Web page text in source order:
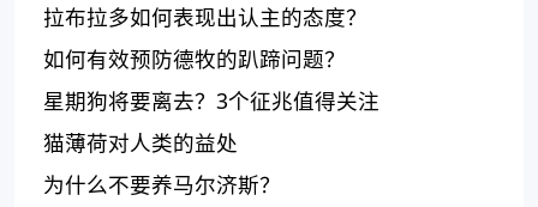
拉布拉多如何表现出认主的态度？
如何有效预防德牧的趴蹄问题？
星期狗将要离去？3个征兆值得关注
猫薄荷对人类的益处
为什么不要养马尔济斯？